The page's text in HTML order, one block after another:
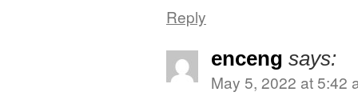
Reply
enceng says:
May 5, 2022 at 5:42